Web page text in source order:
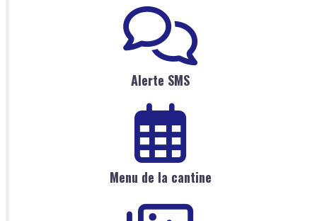
Alerte SMS
Menu de la cantine